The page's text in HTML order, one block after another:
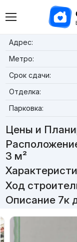
Адрес:
Метро:
Срок сдачи:
Отделка:
Парковка:
Цены и
3 м²
Ход
Описание 7к